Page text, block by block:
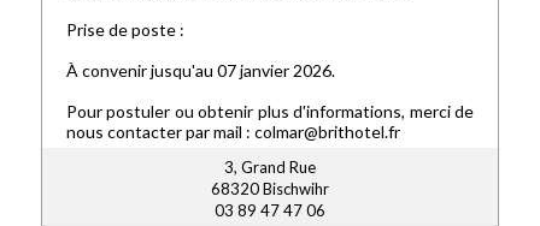
Prise de poste :
À convenir jusqu'au 07 janvier 2026.
Pour postuler ou obtenir plus d'informations, merci de
nous contacter par mail : colmar@brithotel.fr
3, Grand Rue
68320 Bischwihr
03 89 47 47 06